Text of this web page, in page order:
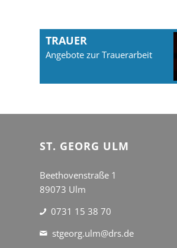
TRAUER
Angebote zur Trauerarbeit
ST. GEORG ULM
Beethovenstraße 1
89073 Ulm
0731 15 38 70
stgeorg.ulm@drs.de